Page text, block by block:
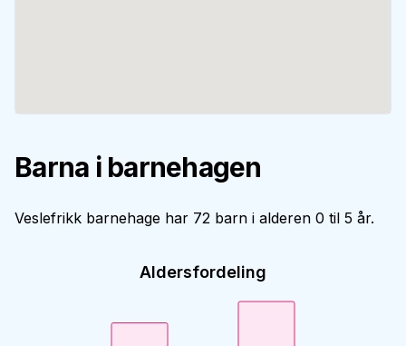
Barna i barnehagen
Veslefrikk barnehage har 72 barn i alderen 0 til 5 år.
Aldersfordeling